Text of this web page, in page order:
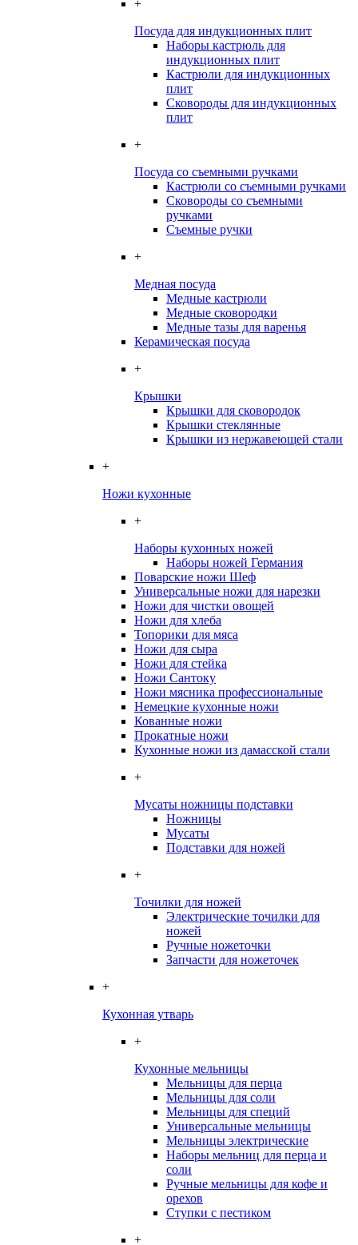
+
Посуда для индукционных плит
Наборы кастрюль для
индукционных плит
Кастрюли для индукционных
плит
Сковороды для индукционных
плит
+
Посуда со съемными ручками
Кастрюли со съемными ручками
Сковороды со съемными
ручками
Съемные ручки
+
Медная посуда
Медные кастрюли
Медные сковородки
Медные тазы для варенья
Керамическая посуда
+
Крышки
Крышки для сковородок
Крышки стеклянные
Крышки из нержавеющей стали
+
Ножи кухонные
+
Наборы кухонных ножей
Наборы ножей Германия
Поварские ножи Шеф
Универсальные ножи для нарезки
Ножи для чистки овощей
Ножи для хлеба
Топорики для мяса
Ножи для сыра
Ножи для стейка
Ножи Сантоку
Ножи мясника профессиональные
Немецкие кухонные ножи
Кованные ножи
Прокатные ножи
Кухонные ножи из дамасской стали
+
Мусаты ножницы подставки
Ножницы
Мусаты
Подставки для ножей
+
Точилки для ножей
Электрические точилки для
ножей
Ручные ножеточки
Запчасти для ножеточек
+
Кухонная утварь
+
Кухонные мельницы
Мельницы для перца
Мельницы для соли
Мельницы для специй
Универсальные мельницы
Мельницы электрические
Наборы мельниц для перца и
соли
Ручные мельницы для кофе и
орехов
Ступки с пестиком
+